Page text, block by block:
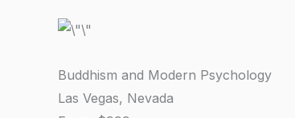
Buddhism and Modern Psychology
Las Vegas, Nevada